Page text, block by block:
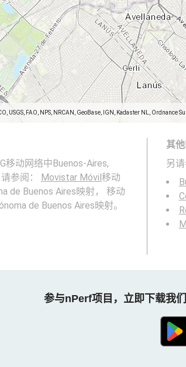
USGS, FAO, NPS, NRCAN, GeoBase, IGN, Kadaster NL,
移动网络中Buenos-Aires,
参阅： Movistar Móvil移动
de Buenos Aires映射， 移动
de Buenos Aires映射。
其
另
参与nPerf项目，立即下载我们